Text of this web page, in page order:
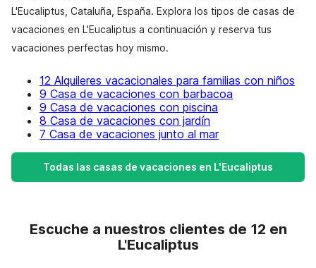
L'Eucaliptus, Cataluña, España. Explora los tipos de casas de
vacaciones en L'Eucaliptus a continuación y reserva tus
vacaciones perfectas hoy mismo.
12 Alquileres vacacionales para familias con niños
9 Casa de vacaciones con barbacoa
9 Casa de vacaciones con piscina
8 Casa de vacaciones con jardín
7 Casa de vacaciones junto al mar
Todas las casas de vacaciones en L'Eucaliptus
Escuche a nuestros clientes de 12 en
L'Eucaliptus